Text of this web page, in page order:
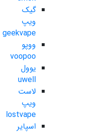
گیک
ویپ
geekvape
ووپو
voopoo
یوول
uwell
لاست
ویپ
lostvape
اسپایر